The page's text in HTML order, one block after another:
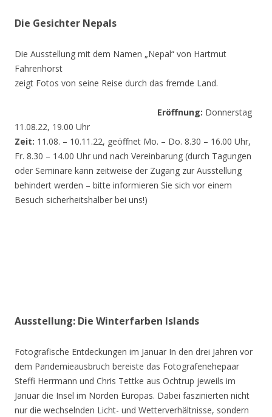
Die Gesichter Nepals
Die Ausstellung mit dem Namen „Nepal“ von Hartmut
Fahrenhorst
zeigt Fotos von seine Reise durch das fremde Land.
Eröffnung: Donnerstag
11.08.22, 19.00 Uhr
Zeit: 11.08. – 10.11.22, geöffnet Mo. – Do. 8.30 – 16.00 Uhr,
Fr. 8.30 – 14.00 Uhr und nach Vereinbarung (durch Tagungen
oder Seminare kann zeitweise der Zugang zur Ausstellung
behindert werden – bitte informieren Sie sich vor einem
Besuch sicherheitshalber bei uns!)
Ausstellung: Die Winterfarben Islands
Fotografische Entdeckungen im Januar In den drei Jahren vor
dem Pandemieausbruch bereiste das Fotografenehepaar
Steffi Herrmann und Chris Tettke aus Ochtrup jeweils im
Januar die Insel im Norden Europas. Dabei faszinierten nicht
nur die wechselnden Licht- und Wetterverhältnisse, sondern